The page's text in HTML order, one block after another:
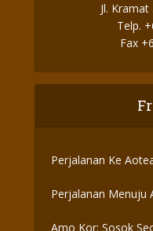
Jl.
Telp.
Fax
Perjalanan Ke
Perjalanan Menuju
Amo Kor: Sosok